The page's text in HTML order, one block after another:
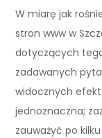
W miarę jak
stron www w
dotyczących
zadawanych
widocznych
jednoznaczna;
zauważyć po